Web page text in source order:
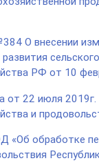
О внесении
РФ от 10
от 22 июля
и
обработке